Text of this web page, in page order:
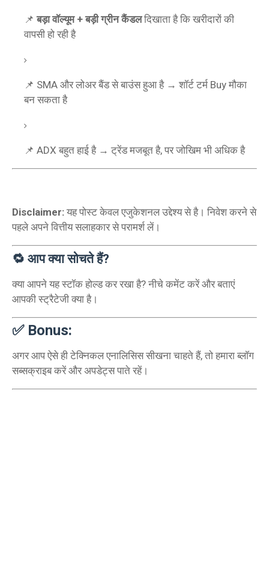
📌बड़ा वॉल्यूम + बड़ी ग्रीन कैंडलदिखाता है कि खरीदारों की
वापसी हो रही है
📌 SMA और लोअर बैंड से बाउंस हुआ है → शॉर्ट टर्म Buy मौका
बन सकता है
📌 ADX बहुत हाई है → ट्रेंड मजबूत है, पर जोखिम भी अधिक है
Disclaimer: यह पोस्ट केवल एजुकेशनल उद्देश्य से है। निवेश करने से
पहले अपने वित्तीय सलाहकार से परामर्श लें।
🔁 आप क्या सोचते हैं?
क्या आपने यह स्टॉक होल्ड कर रखा है? नीचे कमेंट करें और बताएं
आपकी स्ट्रैटेजी क्या है।
✅ Bonus:
अगर आप ऐसे ही टेक्निकल एनालिसिस सीखना चाहते हैं, तो हमारा ब्लॉग
सब्सक्राइब करें और अपडेट्स पाते रहें।